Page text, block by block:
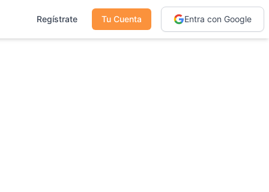
Regístrate Tu Cuenta Entra con Google